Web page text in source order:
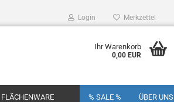
Login Merkzettel
Ihr Warenkorb
0,00 EUR
FLÄCHENWARE % SALE % ÜBER UNS